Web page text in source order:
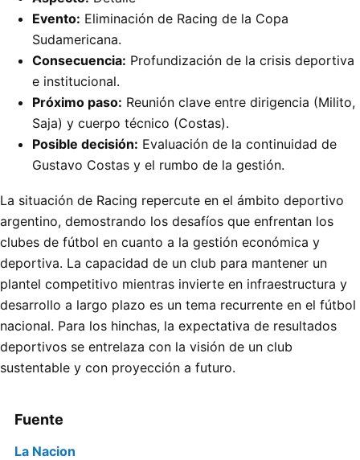
Evento: Eliminación de Racing de la Copa
Sudamericana.
Consecuencia: Profundización de la crisis deportiva
e institucional.
Próximo paso: Reunión clave entre dirigencia (Milito,
Saja) y cuerpo técnico (Costas).
Posible decisión: Evaluación de la continuidad de
Gustavo Costas y el rumbo de la gestión.
La situación de Racing repercute en el ámbito deportivo
argentino, demostrando los desafíos que enfrentan los
clubes de fútbol en cuanto a la gestión económica y
deportiva. La capacidad de un club para mantener un
plantel competitivo mientras invierte en infraestructura y
desarrollo a largo plazo es un tema recurrente en el fútbol
nacional. Para los hinchas, la expectativa de resultados
deportivos se entrelaza con la visión de un club
sustentable y con proyección a futuro.
Fuente
La Nacion